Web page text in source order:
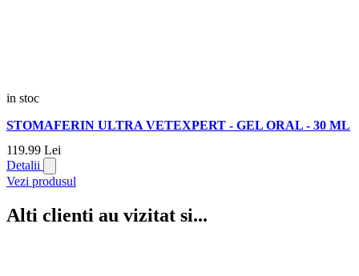
in stoc
STOMAFERIN ULTRA VETEXPERT - GEL ORAL - 30 ML
119.99 Lei
Detalii
Vezi produsul
Alti clienti au vizitat si...